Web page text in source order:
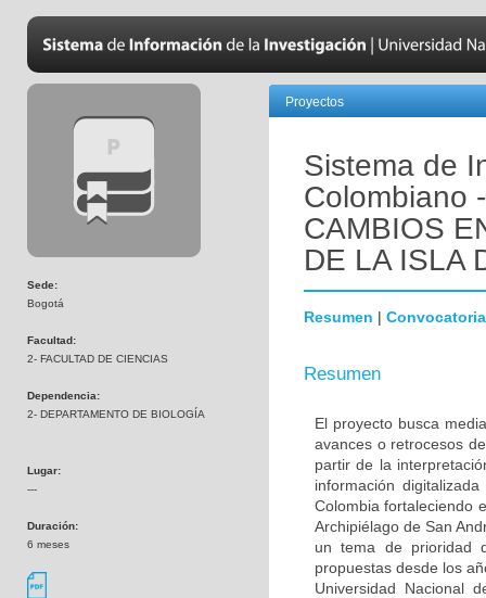
Sede:
Bogotá
Facultad:
2- FACULTAD DE CIENCIAS
Dependencia:
2- DEPARTAMENTO DE BIOLOGÍA
Lugar:
---
Duración:
6 meses
Proyectos
Sistema de
Colombiano
CAMBIOS
DE LA ISLA
Resumen | Convocatoria
Resumen
El proyecto busca
avances o retrocesos
partir de la
información
Colombia fortaleciendo
Archipiélago de San
un tema de prioridad
propuestas desde los
Universidad Nacional